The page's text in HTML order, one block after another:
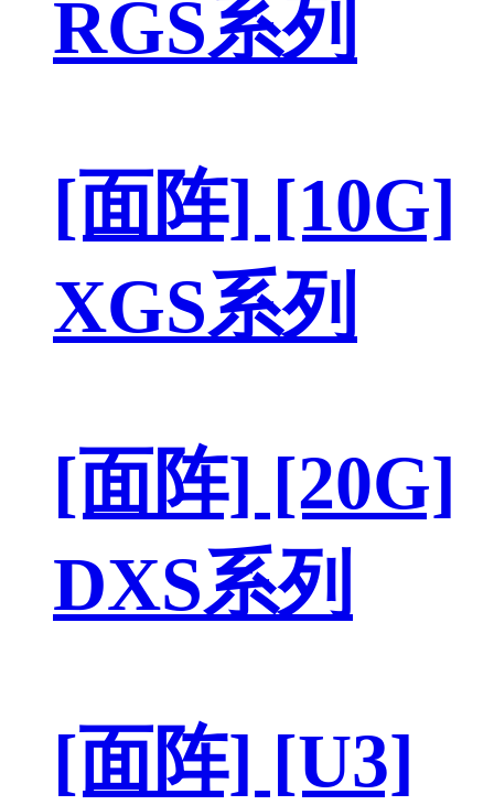
RGS系列
[面阵] [10G]
XGS系列
[面阵] [20G]
DXS系列
[面阵] [U3]